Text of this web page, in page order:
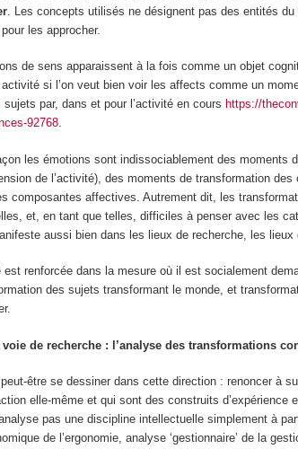
. Les concepts utilisés ne désignent pas des entités
les approcher.
de sens apparaissent à la fois comme un objet
si l’on veut bien voir les affects comme un
sujets par, dans et pour l’activité en cours https://
92768.
les émotions sont indissociablement des moments
de l’activité), des moments de transformation
composantes affectives. Autrement dit, les
et, en tant que telles, difficiles à penser avec les
aussi bien dans les lieux de recherche, les lieux
renforcée dans la mesure où il est socialement
des sujets transformant le monde, et
voie de recherche : l’analyse des transformations
être se dessiner dans cette direction :renoncer à
elle-même et qui sont des construits d’expérience
pas une discipline intellectuelle simplement à
de l’ergonomie, analyse ‘gestionnaire’ de la